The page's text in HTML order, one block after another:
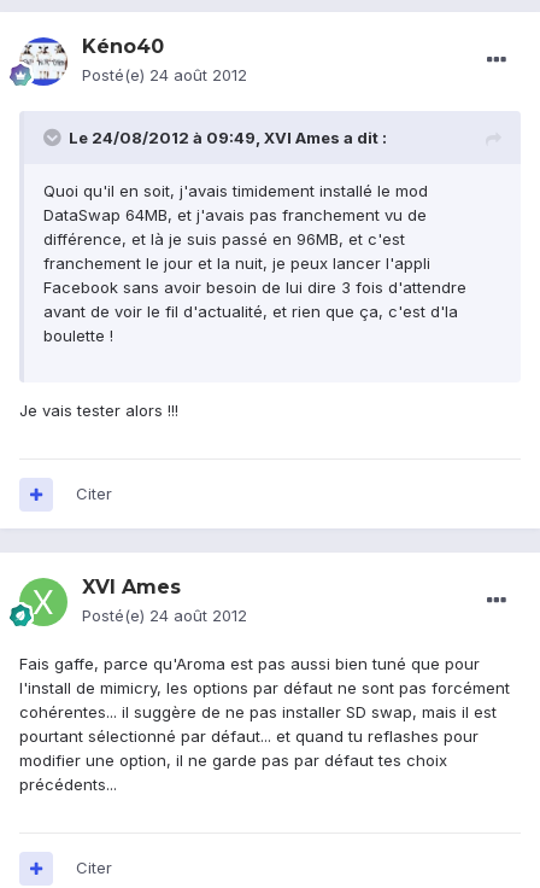
Kéno40
Posté(e) 24 août 2012
Le 24/08/2012 à 09:49, XVI Ames a dit :
Quoi qu'il en soit, j'avais timidement installé le mod
DataSwap 64MB, et j'avais pas franchement vu de
différence, et là je suis passé en 96MB, et c'est
franchement le jour et la nuit, je peux lancer l'appli
Facebook sans avoir besoin de lui dire 3 fois d'attendre
avant de voir le fil d'actualité, et rien que ça, c'est d'la
boulette !
Je vais tester alors !!!
Citer
XVI Ames
Posté(e) 24 août 2012
Fais gaffe, parce qu'Aroma est pas aussi bien tuné que pour
l'install de mimicry, les options par défaut ne sont pas forcément
cohérentes... il suggère de ne pas installer SD swap, mais il est
pourtant sélectionné par défaut... et quand tu reflashes pour
modifier une option, il ne garde pas par défaut tes choix
précédents...
Citer